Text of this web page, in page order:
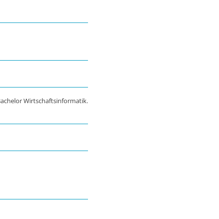
Wirtschaftsinformatik.